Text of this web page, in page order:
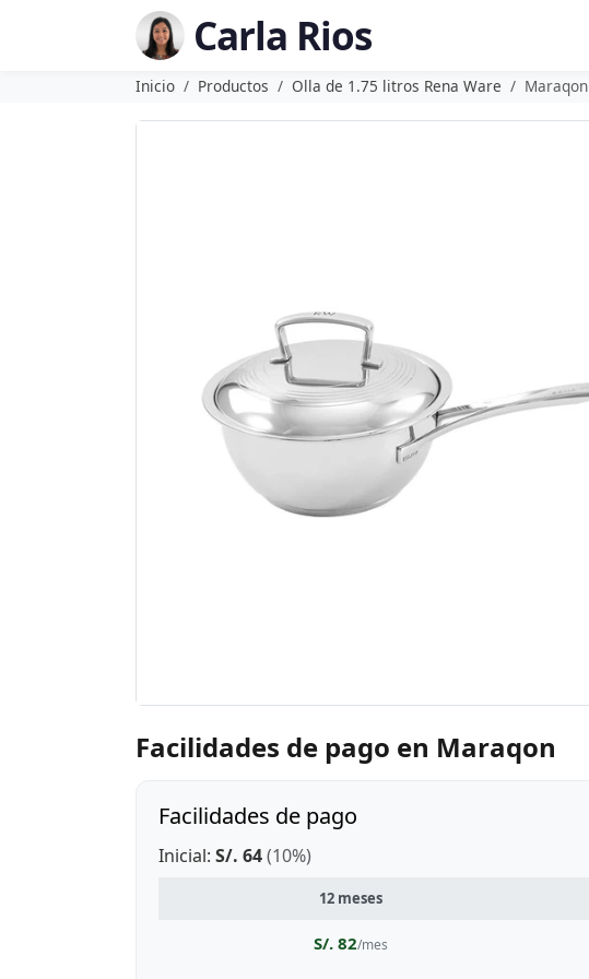
Carla Rios
Inicio Productos Olla de 1.75 litros Rena Ware Maraqon
Facilidades de pago en Maraqon
Facilidades de pago
Inicial: S/. 64(10%)
12 meses
S/. 82/mes